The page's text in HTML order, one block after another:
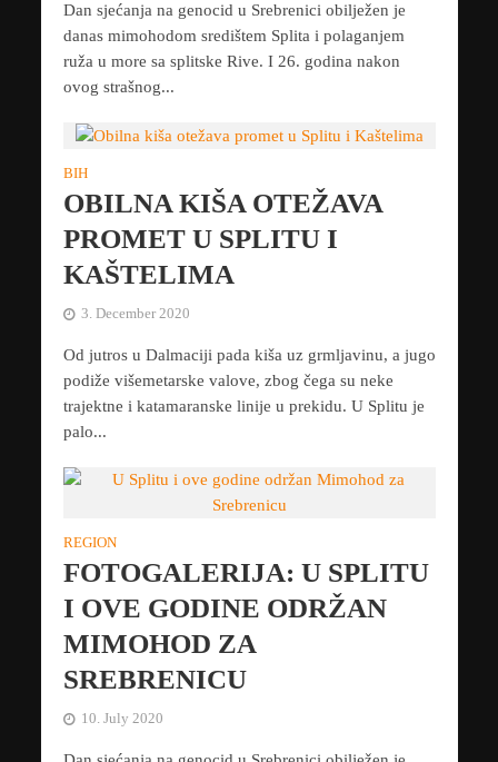
Dan sjećanja na genocid u Srebrenici obilježen je
danas mimohodom središtem Splita i polaganjem
ruža u more sa splitske Rive. I 26. godina nakon
ovog strašnog...
BIH
OBILNA KIŠA OTEŽAVA
PROMET U SPLITU I
KAŠTELIMA
3. December 2020
Od jutros u Dalmaciji pada kiša uz grmljavinu, a jugo
podiže višemetarske valove, zbog čega su neke
trajektne i katamaranske linije u prekidu. U Splitu je
palo...
REGION
FOTOGALERIJA: U SPLITU
I OVE GODINE ODRŽAN
MIMOHOD ZA
SREBRENICU
10. July 2020